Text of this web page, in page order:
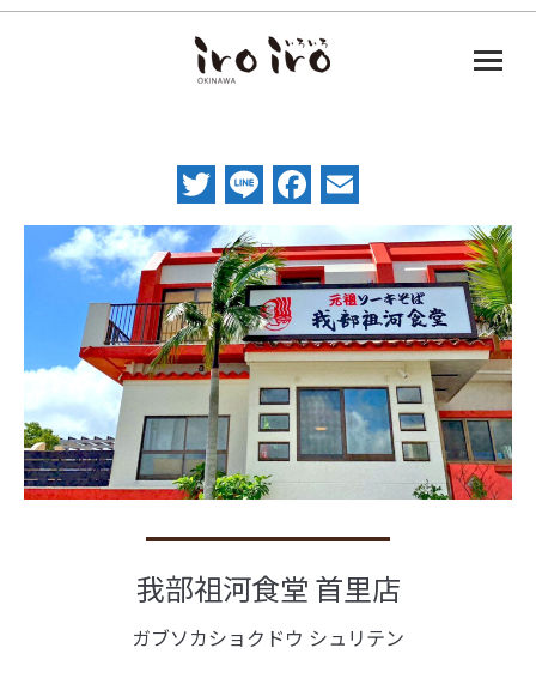
Twitter
LineFacebook
我部祖河食堂 首里店
ガブソカショクドウ シュリテン